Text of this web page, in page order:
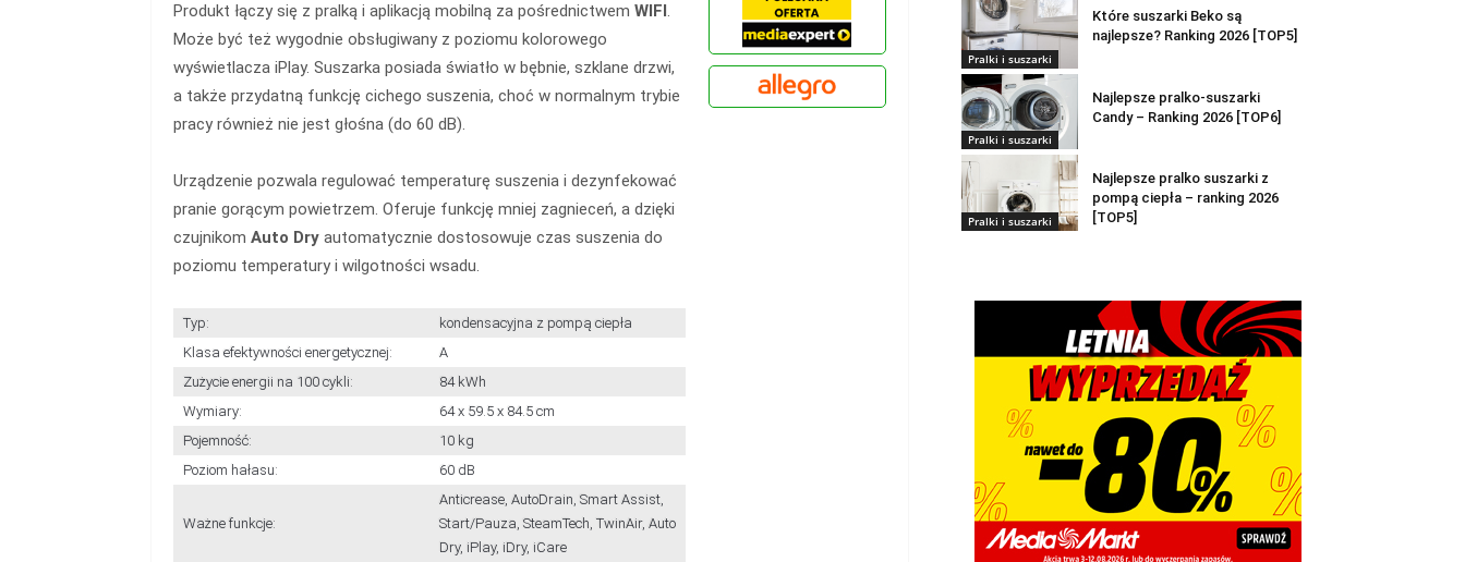
Produkt łączy się z pralką i aplikacją mobilną za pośrednictwem WIFI.
Może być też wygodnie obsługiwany z poziomu kolorowego
wyświetlacza iPlay. Suszarka posiada światło w bębnie, szklane drzwi,
a także przydatną funkcję cichego suszenia, choć w normalnym trybie
pracy również nie jest głośna (do 60 dB).
Urządzenie pozwala regulować temperaturę suszenia i dezynfekować
pranie gorącym powietrzem. Oferuje funkcję mniej zagnieceń, a dzięki
czujnikom Auto Dry automatycznie dostosowuje czas suszenia do
poziomu temperatury i wilgotności wsadu.
Typ:
kondensacyjna z pompą ciepła
Klasa efektywności energetycznej:
A
Zużycie energii na 100 cykli:
84 kWh
Wymiary:
64 x 59.5 x 84.5 cm
Pojemność:
10 kg
Poziom hałasu:
60 dB
Ważne funkcje:
Anticrease, AutoDrain, Smart Assist,
Start/Pauza, SteamTech, TwinAir, Auto
Dry, iPlay, iDry, iCare
Pralki i suszarki
Które suszarki Beko są
najlepsze? Ranking 2026 [TOP5]
Pralki i suszarki
Najlepsze pralko-suszarki
Candy – Ranking 2026 [TOP6]
Pralki i suszarki
Najlepsze pralko suszarki z
pompą ciepła – ranking 2026
[TOP5]